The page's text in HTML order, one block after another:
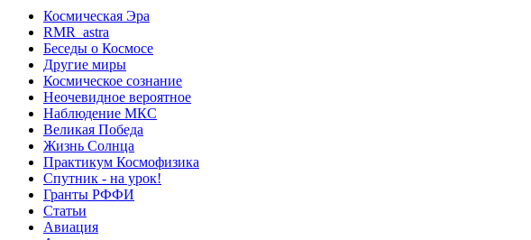
Космическая Эра
RMR_astra
Беседы о Космосе
Другие миры
Космическое сознание
Неочевидное вероятное
Наблюдение МКС
Великая Победа
Жизнь Солнца
Практикум Космофизика
Спутник - на урок!
Гранты РФФИ
Статьи
Авиация